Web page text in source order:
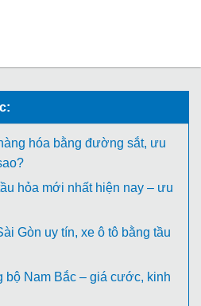
hóa bằng đường sắt, ưu
hỏa mới nhất hiện nay – ưu
Gòn uy tín, xe ô tô bằng tầu
bộ Nam Bắc – giá cước, kinh